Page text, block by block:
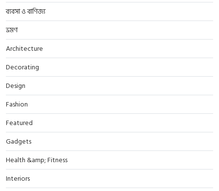
ব্যবসা ও বাণিজ্য
ভ্রমণ
Architecture
Decorating
Design
Fashion
Featured
Gadgets
Health &amp; Fitness
Interiors